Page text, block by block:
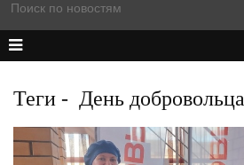
Теги - День добровольца